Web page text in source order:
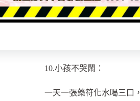
9.除陰氣–煞氣符：
一天一張藥符化水喝三口
10.小孩不哭鬧：
一天一張藥符化水喝三口